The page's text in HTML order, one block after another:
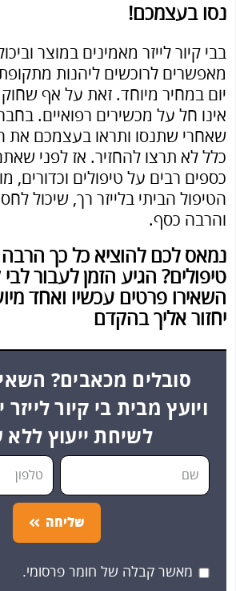
נסו בעצמכם!
בבי קיור לייזר מאמינים במוצר
יום במחיר מיוחד. זאת על אף
אינו חל על מכשירים רפואיים.
שאחרי שתנסו ותראו בעצמכם את
כלל לא תרצו להחזיר. אז לפני
כספים רבים על טיפולים וכדורים,
הטיפול הביתי בלייזר רך, שיכול
והרבה כסף.
נמאס לכם להוציא כל כך
טיפולים? הגיע הזמן לעבור לבי
השאירו פרטים עכשיו ואחד
יחזור אליך בהקדם
סובלים מכאבים?
ויועץ מבית בי קיור לייזר
לשיחת ייעוץ ללא
שליחה
מאשר קבלה של חומר פרסומי.